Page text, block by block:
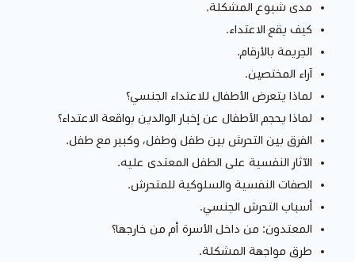
مدى شيوع المشكلة.
كيف يقع الاعتداء.
الجريمة بالأرقام.
آراء المختصين.
لماذا يتعرض الأطفال للاعتداء الجنسي؟
لماذا يحجم الأطفال عن إخبار الوالدين بواقعة الاعتداء؟
الفرق بين التحرش بين طفل وطفل، وكبير مع طفل.
الآثار النفسية على الطفل المعتدى عليه.
الصفات النفسية والسلوكية للمتحرش.
أسباب التحرش الجنسي.
المعتدون: من داخل الأسرة أم من خارجها؟
طرق مواجهة المشكلة.